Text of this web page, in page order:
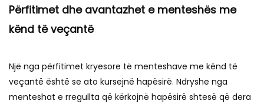
instalimit, të cilat do t'ju
ndihmojnë ta kuptoni atë në
Përfitimet dhe avantazhet e menteshës me
kënd të veçantë
Një nga përfitimet kryesore të menteshave me kënd të
veçantë është se ato kursejnë hapësirë. Ndryshe nga
menteshat e rregullta që kërkojnë hapësirë ​​shtesë që dera